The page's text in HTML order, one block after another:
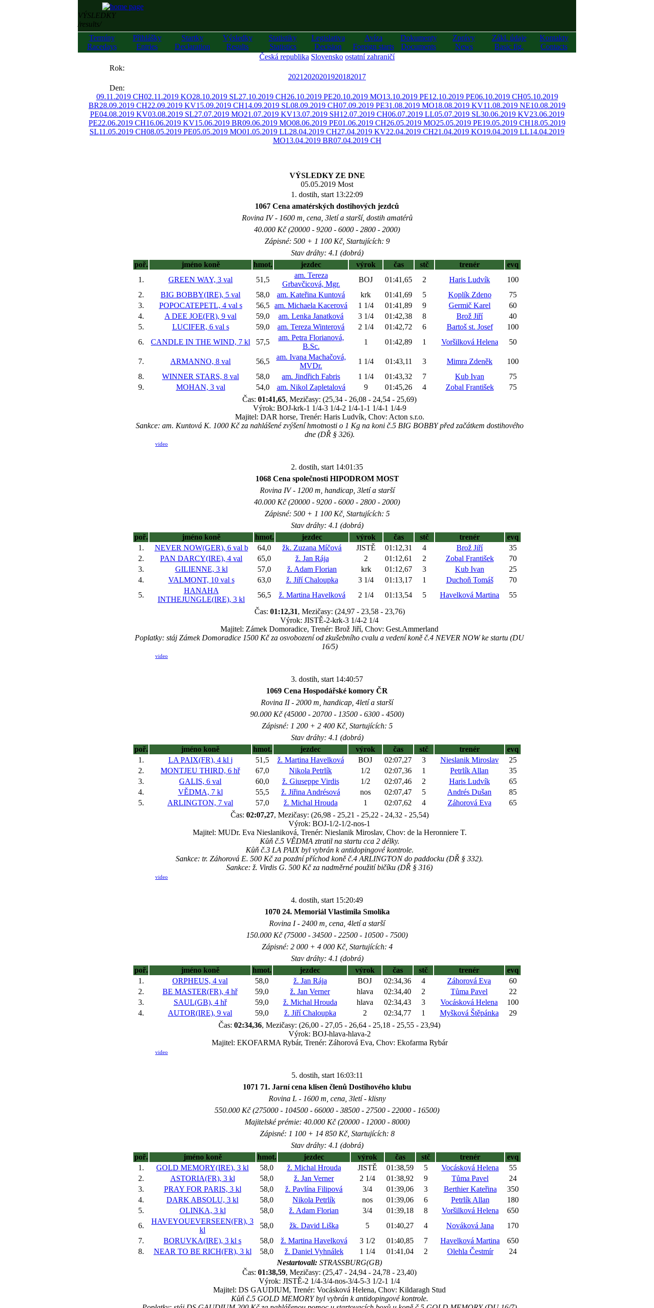
VÝSLEDKY
/results/
Termíny
Racedays
Přihlášky
Entries
Startky
Declaration
Výsledky
Results
Statistiky
Statistics
Legislativa
Decision
Avíza
Foreign starts
Dokumenty
Documents
Zprávy
News
Zákl. údaje
Basic fig.
Kontakty
Contacts
Česká republika Slovensko ostatní zahraničí
Rok:
2021 2020201920182017
Den:
09.11.2019 CH02.11.2019 KO28.10.2019 SL27.10.2019 CH26.10.2019 PE20.10.2019 MO13.10.2019 PE12.10.2019 PE06.10.2019 CH05.10.2019
BR28.09.2019 CH22.09.2019 KV15.09.2019 CH14.09.2019 SL08.09.2019 CH07.09.2019 PE31.08.2019 MO18.08.2019 KV11.08.2019 NE10.08.2019
PE04.08.2019 KV03.08.2019 SL27.07.2019 MO21.07.2019 KV13.07.2019 SH12.07.2019 CH06.07.2019 LL05.07.2019 SL30.06.2019 KV23.06.2019
PE22.06.2019 CH16.06.2019 KV15.06.2019 BR09.06.2019 MO08.06.2019 PE01.06.2019 CH26.05.2019 MO25.05.2019 PE19.05.2019 CH18.05.2019
SL11.05.2019 CH08.05.2019 PE05.05.2019 MO01.05.2019 LL28.04.2019 CH27.04.2019 KV22.04.2019 CH21.04.2019 KO19.04.2019 LL14.04.2019
MO13.04.2019 BR07.04.2019 CH
VÝSLEDKY ZE DNE
05.05.2019 Most
1. dostih, start 13:22:09
1067 Cena amatérských dostihových jezdců
Rovina IV - 1600 m, cena, 3letí a starší, dostih amatérů
40.000 Kč (20000 - 9200 - 6000 - 2800 - 2000)
Zápisné: 500 + 1 100 Kč, Startujících: 9
Stav dráhy: 4.1 (dobrá)
poř.
jméno koně hmot. jezdec výrok čas stč trenér
evq
1.
GREEN WAY, 3 val 51,5
am. Tereza
Grbavčicová, Mgr.
BOJ 01:41,65 2 Haris Ludvík
100
2.
BIG BOBBY(IRE), 5 val 58,0 am. Kateřina Kuntová krk 01:41,69 5 Koplík Zdeno
75
3.
POPOCATEPETL, 4 val s 56,5 am. Michaela Kacerová 1 1/4 01:41,89 9 Germič Karel
60
4.
A DEE JOE(FR), 9 val 59,0 am. Lenka Janatková 3 1/4 01:42,38 8 Brož Jiří
40
5.
LUCIFER, 6 val s 59,0 am. Tereza Winterová 2 1/4 01:42,72 6 Bartoš st. Josef
100
6.
CANDLE IN THE WIND, 7 kl 57,5
am. Petra Florianová,
B.Sc.
1 01:42,89 1 Voršilková Helena 50
7. ARMANNO, 8 val 56,5
am. Ivana Machačová,
MVDr.
1 1/4 01:43,11 3 Mimra Zdeněk
100
8.
WINNER STARS, 8 val 58,0 am. Jindřich Fabris 1 1/4 01:43,32 7 Kub Ivan
75
9.
MOHAN, 3 val 54,0 am. Nikol Zapletalová 9 01:45,26 4 Zobal František
75
Čas: 01:41,65, Mezičasy: (25,34 - 26,08 - 24,54 - 25,69)
Výrok: BOJ-krk-1 1/4-3 1/4-2 1/4-1-1 1/4-1 1/4-9
Majitel: DAR horse, Trenér: Haris Ludvík, Chov: Acton s.r.o.
Sankce: am. Kuntová K. 1000 Kč za nahlášené zvýšení hmotnosti o 1 Kg na koni č.5 BIG BOBBY před začátkem dostihového
dne (DŘ § 326).
video
2. dostih, start 14:01:35
1068 Cena společnosti HIPODROM MOST
Rovina IV - 1200 m, handicap, 3letí a starší
40.000 Kč (20000 - 9200 - 6000 - 2800 - 2000)
Zápisné: 500 + 1 100 Kč, Startujících: 5
Stav dráhy: 4.1 (dobrá)
poř.
jméno koně hmot. jezdec výrok čas stč trenér
evq
1.
NEVER NOW(GER), 6 val b 64,0 žk. Zuzana Míčová JISTĚ 01:12,31 4 Brož Jiří
35
2.
PAN DARCY(IRE), 4 val 65,0 ž. Jan Rája 2 01:12,61 2 Zobal František
70
3.
GILIENNE, 3 kl 57,0 ž. Adam Florian krk 01:12,67 3 Kub Ivan
25
4.
VALMONT, 10 val s 63,0 ž. Jiří Chaloupka 3 1/4 01:13,17 1 Duchoň Tomáš
70
5.
HANAHA
INTHEJUNGLE(IRE), 3 kl
56,5 ž. Martina Havelková 2 1/4 01:13,54 5 Havelková Martina
55
Čas: 01:12,31, Mezičasy: (24,97 - 23,58 - 23,76)
Výrok: JISTĚ-2-krk-3 1/4-2 1/4
Majitel: Zámek Domoradice, Trenér: Brož Jiří, Chov: Gest.Ammerland
Poplatky: stáj Zámek Domoradice 1500 Kč za osvobození od zkušebního cvalu a vedení koně č.4 NEVER NOW ke startu (DU
16/5)
video
3. dostih, start 14:40:57
1069 Cena Hospodářské komory ČR
Rovina II - 2000 m, handicap, 4letí a starší
90.000 Kč (45000 - 20700 - 13500 - 6300 - 4500)
Zápisné: 1 200 + 2 400 Kč, Startujících: 5
Stav dráhy: 4.1 (dobrá)
poř.
jméno koně hmot. jezdec výrok čas stč trenér
evq
1.
LA PAIX(FR), 4 kl j 51,5 ž. Martina Havelková BOJ 02:07,27 3 Nieslanik Miroslav
25
2.
MONTJEU THIRD, 6 hř 67,0 Nikola Petrlík 1/2 02:07,36 1 Petrlík Allan
35
3.
GALIS, 6 val 60,0 ž. Giuseppe Virdis 1/2 02:07,46 2 Haris Ludvík
65
4.
VĚDMA, 7 kl 55,5 ž. Jiřina Andrésová nos 02:07,47 5 Andrés Dušan
85
5.
ARLINGTON, 7 val 57,0 ž. Michal Hrouda 1 02:07,62 4 Záhorová Eva
65
Čas: 02:07,27, Mezičasy: (26,98 - 25,21 - 25,22 - 24,32 - 25,54)
Výrok: BOJ-1/2-1/2-nos-1
Majitel: MUDr. Eva Nieslaniková, Trenér: Nieslanik Miroslav, Chov: de la Heronniere T.
Kůň č.5 VĚDMA ztratil na startu cca 2 délky.
Kůň č.3 LA PAIX byl vybrán k antidopingové kontrole.
Sankce: tr. Záhorová E. 500 Kč za pozdní příchod koně č.4 ARLINGTON do paddocku (DŘ § 332).
Sankce: ž. Virdis G. 500 Kč za nadměrné použití bičíku (DŘ § 316)
video
4. dostih, start 15:20:49
1070 24. Memoriál Vlastimila Smolíka
Rovina I - 2400 m, cena, 4letí a starší
150.000 Kč (75000 - 34500 - 22500 - 10500 - 7500)
Zápisné: 2 000 + 4 000 Kč, Startujících: 4
Stav dráhy: 4.1 (dobrá)
poř.
jméno koně hmot. jezdec výrok čas stč trenér
evq
1.
ORPHEUS, 4 val 58,0 ž. Jan Rája BOJ 02:34,36 4 Záhorová Eva
60
2.
BE MASTER(FR), 4 hř 59,0 ž. Jan Verner hlava 02:34,40 2 Tůma Pavel
22
3.
SAUL(GB), 4 hř 59,0 ž. Michal Hrouda hlava 02:34,43 3 Vocásková Helena
100
4.
AUTOR(IRE), 9 val 59,0 ž. Jiří Chaloupka 2 02:34,77 1 Myšková Štěpánka
29
Čas: 02:34,36, Mezičasy: (26,00 - 27,05 - 26,64 - 25,18 - 25,55 - 23,94)
Výrok: BOJ-hlava-hlava-2
Majitel: EKOFARMA Rybár, Trenér: Záhorová Eva, Chov: Ekofarma Rybár
video
5. dostih, start 16:03:11
1071 71. Jarní cena klisen členů Dostihového klubu
Rovina L - 1600 m, cena, 3letí - klisny
550.000 Kč (275000 - 104500 - 66000 - 38500 - 27500 - 22000 - 16500)
Majitelské prémie: 40.000 Kč (20000 - 12000 - 8000)
Zápisné: 1 100 + 14 850 Kč, Startujících: 8
Stav dráhy: 4.1 (dobrá)
poř.
jméno koně hmot. jezdec výrok čas stč trenér
evq
1.
GOLD MEMORY(IRE), 3 kl 58,0 ž. Michal Hrouda JISTĚ 01:38,59 5 Vocásková Helena
55
2.
ASTORIA(FR), 3 kl 58,0 ž. Jan Verner 2 1/4 01:38,92 9 Tůma Pavel
24
3.
PRAY FOR PARIS, 3 kl 58,0 ž. Pavlína Filipová 3/4 01:39,06 3 Berthier Kateřina
350
4.
DARK ABSOLU, 3 kl 58,0 Nikola Petrlík nos 01:39,06 6 Petrlík Allan
180
5.
OLINKA, 3 kl 58,0 ž. Adam Florian 3/4 01:39,18 8 Voršilková Helena
650
6.
HAVEYOUEVERSEEN(FR), 3
kl
58,0 žk. David Liška 5 01:40,27 4 Nováková Jana
170
7.
BORUVKA(IRE), 3 kl s 58,0 ž. Martina Havelková 3 1/2 01:40,85 7 Havelková Martina
650
8.
NEAR TO BE RICH(FR), 3 kl 58,0 ž. Daniel Vyhnálek 1 1/4 01:41,04 2 Olehla Čestmír
24
Nestartovali: STRASSBURG(GB)
Čas: 01:38,59, Mezičasy: (25,47 - 24,94 - 24,78 - 23,40)
Výrok: JISTĚ-2 1/4-3/4-nos-3/4-5-3 1/2-1 1/4
Majitel: DS GAUDIUM, Trenér: Vocásková Helena, Chov: Kildaragh Stud
Kůň č.5 GOLD MEMORY byl vybrán k antidopingové kontrole.